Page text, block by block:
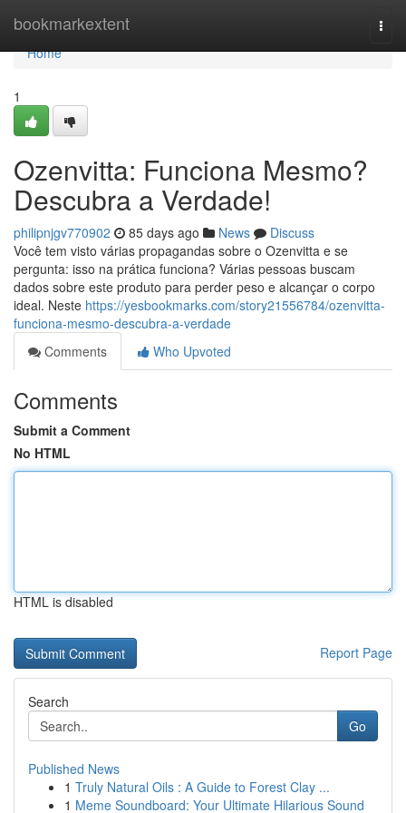
bookmarkextent
Home
Home
1
Ozenvitta: Funciona Mesmo?
Descubra a Verdade!
philipnjgv770902 85 days ago News
Discuss
Você tem visto várias propagandas sobre o Ozenvitta e se
pergunta: isso na prática funciona? Várias pessoas buscam
dados sobre este produto para perder peso e alcançar o corpo
ideal. Neste https://yesbookmarks.com/story21556784/ozenvitta-
funciona-mesmo-descubra-a-verdade
Comments
Who Upvoted
Comments
Submit a Comment
No HTML
HTML is disabled
Report Page
Search
Go
Published News
1 Truly Natural Oils : A Guide to Forest Clay ...
1 Meme Soundboard: Your Ultimate Hilarious Sound